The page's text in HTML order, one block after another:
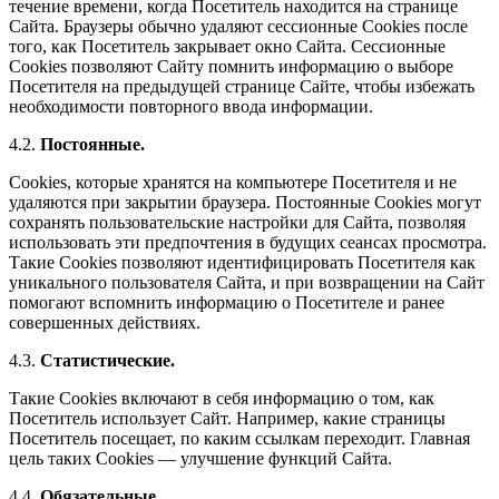
течение времени, когда Посетитель находится на странице
Сайта. Браузеры обычно удаляют сессионные Cookies после
того, как Посетитель закрывает окно Сайта. Сессионные
Cookies позволяют Сайту помнить информацию о выборе
Посетителя на предыдущей странице Сайте, чтобы избежать
необходимости повторного ввода информации.
4.2. Постоянные.
Сookies, которые хранятся на компьютере Посетителя и не
удаляются при закрытии браузера. Постоянные Сookies могут
сохранять пользовательские настройки для Сайта, позволяя
использовать эти предпочтения в будущих сеансах просмотра.
Такие Cookies позволяют идентифицировать Посетителя как
уникального пользователя Сайта, и при возвращении на Сайт
помогают вспомнить информацию о Посетителе и ранее
совершенных действиях.
4.3. Статистические.
Такие Cookies включают в себя информацию о том, как
Посетитель использует Сайт. Например, какие страницы
Посетитель посещает, по каким ссылкам переходит. Главная
цель таких Cookies — улучшение функций Сайта.